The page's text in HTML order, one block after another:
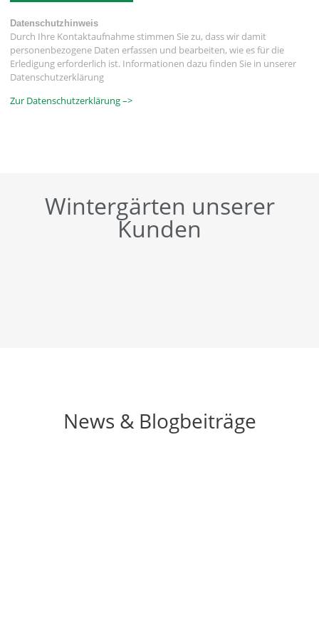
Datenschutzhinweis
Durch Ihre Kontaktaufnahme stimmen Sie zu, dass wir damit
personenbezogene Daten erfassen und bearbeiten, wie es für die
Erledigung erforderlich ist. Informationen dazu finden Sie in unserer
Datenschutzerklärung
Zur Datenschutzerklärung –>
Wintergärten unserer
Kunden
News & Blogbeiträge